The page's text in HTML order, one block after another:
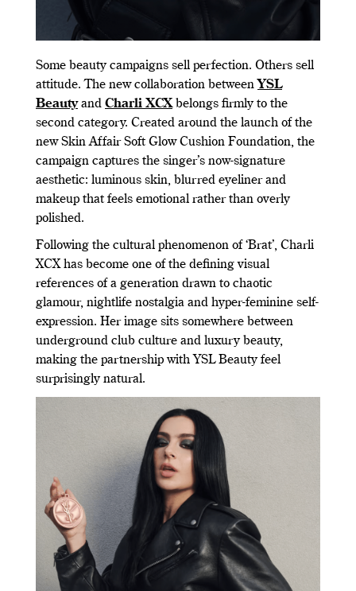
Some beauty campaigns sell perfection. Others sell
attitude. The new collaboration between YSL
Beautyand Charli XCXbelongs firmly to the
second category. Created around the launch of the
new Skin Affair Soft Glow Cushion Foundation, the
campaign captures the singer’s now-signature
aesthetic: luminous skin, blurred eyeliner and
makeup that feels emotional rather than overly
polished.
Following the cultural phenomenon of ‘Brat’, Charli
XCX has become one of the defining visual
references of a generation drawn to chaotic
glamour, nightlife nostalgia and hyper-feminine self-
expression. Her image sits somewhere between
underground club culture and luxury beauty,
making the partnership with YSL Beauty feel
surprisingly natural.